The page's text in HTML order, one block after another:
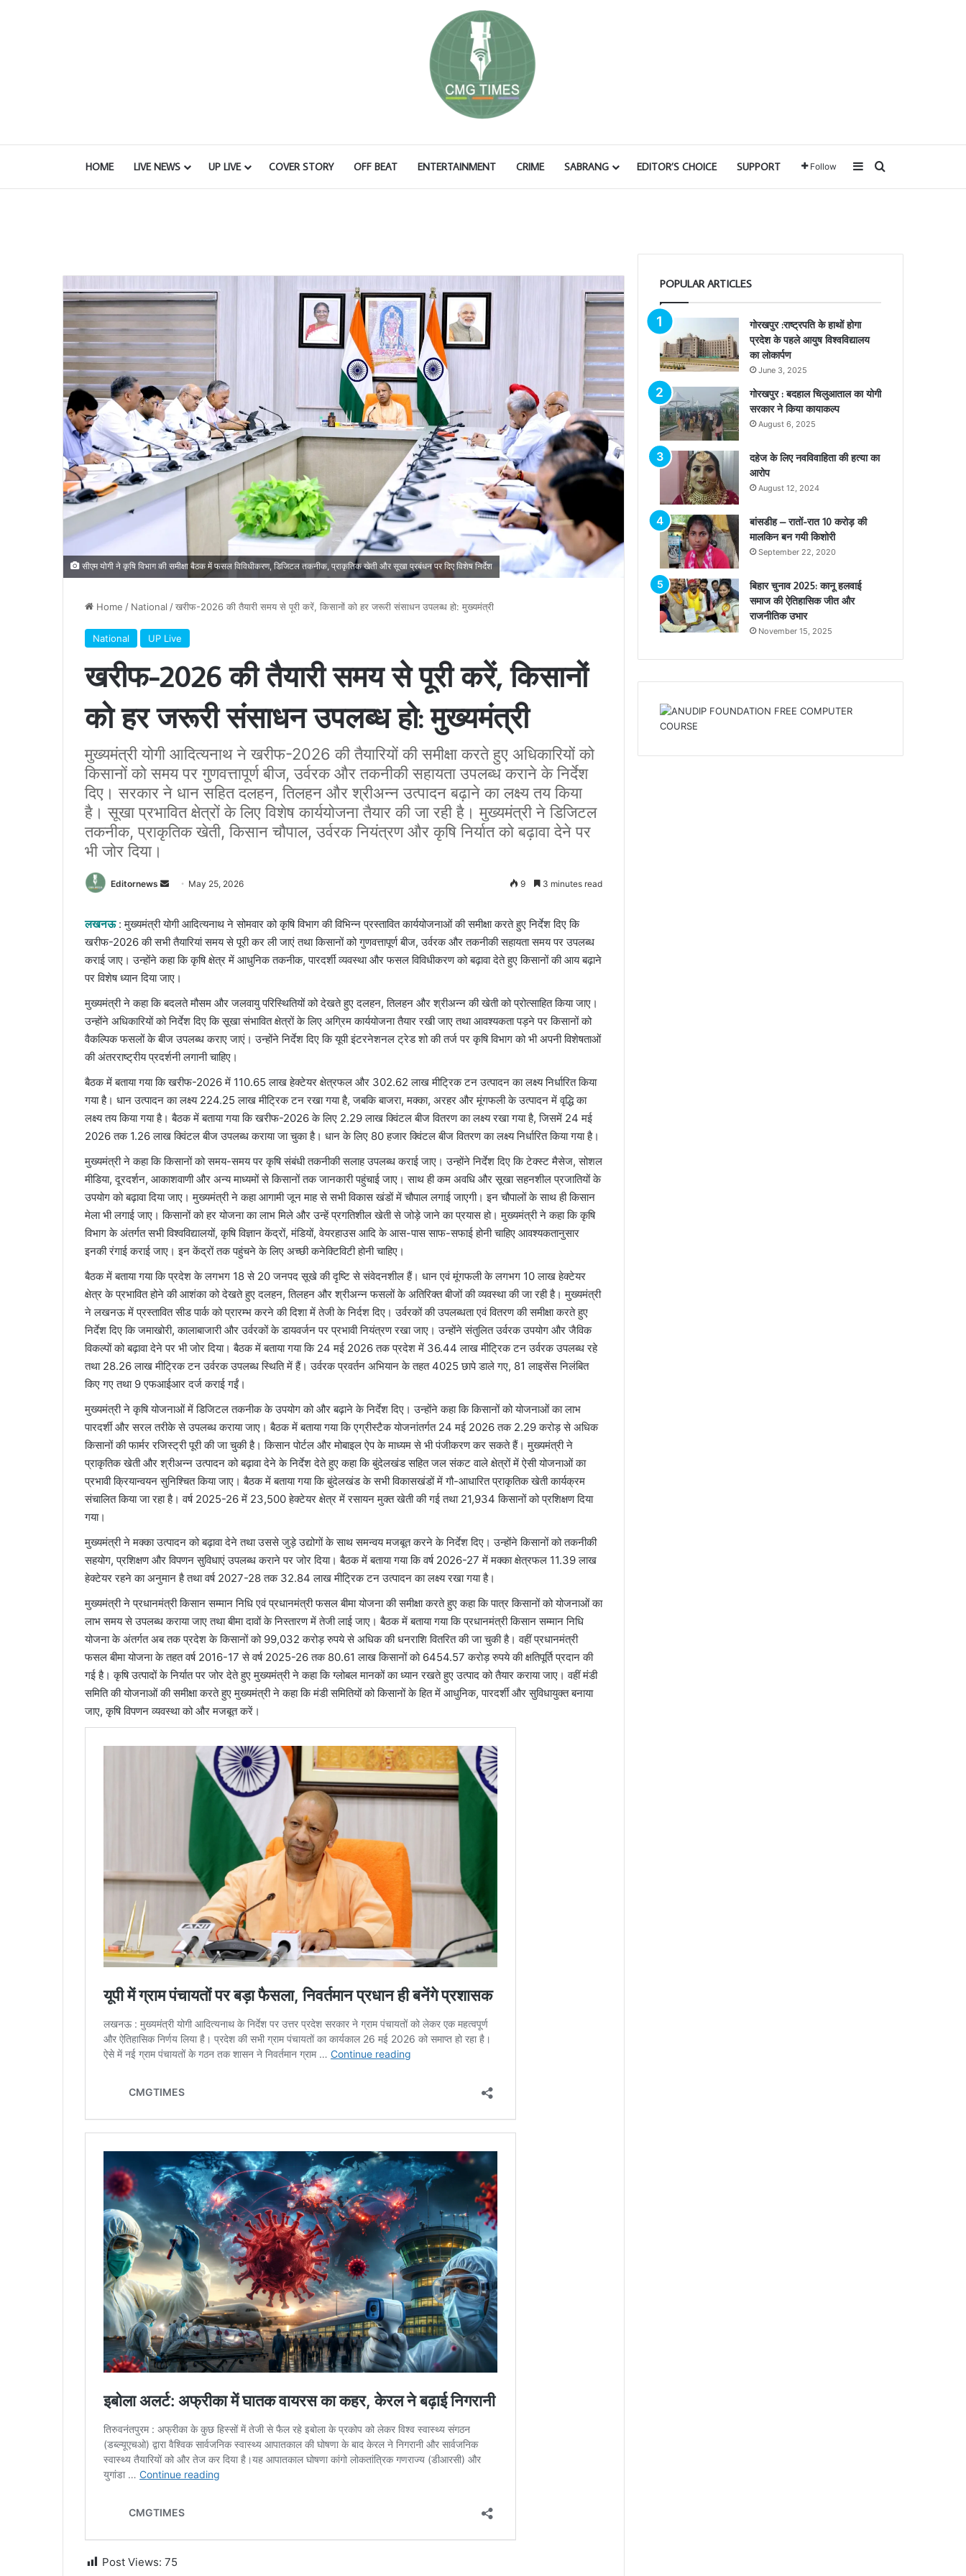
HOME LIVE NEWS UP LIVE COVER STORY OFF BEAT ENTERTAINMENT CRIME SABRANG EDITOR’S CHOICE SUPPORT Follow SidebarSearch for
सीएम योगी ने कृषि विभाग की समीक्षा बैठक में फसल विविधीकरण, डिजिटल तकनीक, प्राकृतिक खेती और सूखा प्रबंधन पर दिए विशेष निर्देश
Home / National /खरीफ-2026 की तैयारी समय से पूरी करें, किसानों को हर जरूरी संसाधन उपलब्ध हो: मुख्यमंत्री
National UP Live
खरीफ-2026 की तैयारी समय से पूरी करें, किसानों
को हर जरूरी संसाधन उपलब्ध हो: मुख्यमंत्री
मुख्यमंत्री योगी आदित्यनाथ ने खरीफ-2026 की तैयारियों की समीक्षा करते हुए अधिकारियों को
किसानों को समय पर गुणवत्तापूर्ण बीज, उर्वरक और तकनीकी सहायता उपलब्ध कराने के निर्देश
दिए। सरकार ने धान सहित दलहन, तिलहन और श्रीअन्न उत्पादन बढ़ाने का लक्ष्य तय किया
है। सूखा प्रभावित क्षेत्रों के लिए विशेष कार्ययोजना तैयार की जा रही है। मुख्यमंत्री ने डिजिटल
तकनीक, प्राकृतिक खेती, किसान चौपाल, उर्वरक नियंत्रण और कृषि निर्यात को बढ़ावा देने पर
भी जोर दिया।
Editornews
Send
email
May 25, 2026 9 3 minutes read
लखनऊ : मुख्यमंत्री योगी आदित्यनाथ ने सोमवार को कृषि विभाग की विभिन्न प्रस्तावित कार्ययोजनाओं की समीक्षा करते हुए निर्देश दिए कि
खरीफ-2026 की सभी तैयारियां समय से पूरी कर ली जाएं तथा किसानों को गुणवत्तापूर्ण बीज, उर्वरक और तकनीकी सहायता समय पर उपलब्ध
कराई जाए। उन्होंने कहा कि कृषि क्षेत्र में आधुनिक तकनीक, पारदर्शी व्यवस्था और फसल विविधीकरण को बढ़ावा देते हुए किसानों की आय बढ़ाने
पर विशेष ध्यान दिया जाए।
मुख्यमंत्री ने कहा कि बदलते मौसम और जलवायु परिस्थितियों को देखते हुए दलहन, तिलहन और श्रीअन्न की खेती को प्रोत्साहित किया जाए।
उन्होंने अधिकारियों को निर्देश दिए कि सूखा संभावित क्षेत्रों के लिए अग्रिम कार्ययोजना तैयार रखी जाए तथा आवश्यकता पड़ने पर किसानों को
वैकल्पिक फसलों के बीज उपलब्ध कराए जाएं। उन्होंने निर्देश दिए कि यूपी इंटरनेशनल ट्रेड शो की तर्ज पर कृषि विभाग को भी अपनी विशेषताओं
की अंतरराष्ट्रीय प्रदर्शनी लगानी चाहिए।
बैठक में बताया गया कि खरीफ-2026 में 110.65 लाख हेक्टेयर क्षेत्रफल और 302.62 लाख मीट्रिक टन उत्पादन का लक्ष्य निर्धारित किया
गया है। धान उत्पादन का लक्ष्य 224.25 लाख मीट्रिक टन रखा गया है, जबकि बाजरा, मक्का, अरहर और मूंगफली के उत्पादन में वृद्धि का
लक्ष्य तय किया गया है। बैठक में बताया गया कि खरीफ-2026 के लिए 2.29 लाख क्विंटल बीज वितरण का लक्ष्य रखा गया है, जिसमें 24 मई
2026 तक 1.26 लाख क्विंटल बीज उपलब्ध कराया जा चुका है। धान के लिए 80 हजार क्विंटल बीज वितरण का लक्ष्य निर्धारित किया गया है।
मुख्यमंत्री ने कहा कि किसानों को समय-समय पर कृषि संबंधी तकनीकी सलाह उपलब्ध कराई जाए। उन्होंने निर्देश दिए कि टेक्स्ट मैसेज, सोशल
मीडिया, दूरदर्शन, आकाशवाणी और अन्य माध्यमों से किसानों तक जानकारी पहुंचाई जाए। साथ ही कम अवधि और सूखा सहनशील प्रजातियों के
उपयोग को बढ़ावा दिया जाए। मुख्यमंत्री ने कहा आगामी जून माह से सभी विकास खंडों में चौपाल लगाई जाएगी। इन चौपालों के साथ ही किसान
मेला भी लगाई जाए। किसानों को हर योजना का लाभ मिले और उन्हें प्रगतिशील खेती से जोड़े जाने का प्रयास हो। मुख्यमंत्री ने कहा कि कृषि
विभाग के अंतर्गत सभी विश्वविद्यालयों, कृषि विज्ञान केंद्रों, मंडियों, वेयरहाउस आदि के आस-पास साफ-सफाई होनी चाहिए आवश्यकतानुसार
इनकी रंगाई कराई जाए। इन केंद्रों तक पहुंचने के लिए अच्छी कनेक्टिविटी होनी चाहिए।
बैठक में बताया गया कि प्रदेश के लगभग 18 से 20 जनपद सूखे की दृष्टि से संवेदनशील हैं। धान एवं मूंगफली के लगभग 10 लाख हेक्टेयर
क्षेत्र के प्रभावित होने की आशंका को देखते हुए दलहन, तिलहन और श्रीअन्न फसलों के अतिरिक्त बीजों की व्यवस्था की जा रही है। मुख्यमंत्री
ने लखनऊ में प्रस्तावित सीड पार्क को प्रारम्भ करने की दिशा में तेजी के निर्दश दिए। उर्वरकों की उपलब्धता एवं वितरण की समीक्षा करते हुए
निर्देश दिए कि जमाखोरी, कालाबाजारी और उर्वरकों के डायवर्जन पर प्रभावी नियंत्रण रखा जाए। उन्होंने संतुलित उर्वरक उपयोग और जैविक
विकल्पों को बढ़ावा देने पर भी जोर दिया। बैठक में बताया गया कि 24 मई 2026 तक प्रदेश में 36.44 लाख मीट्रिक टन उर्वरक उपलब्ध रहे
तथा 28.26 लाख मीट्रिक टन उर्वरक उपलब्ध स्थिति में हैं। उर्वरक प्रवर्तन अभियान के तहत 4025 छापे डाले गए, 81 लाइसेंस निलंबित
किए गए तथा 9 एफआईआर दर्ज कराई गईं।
मुख्यमंत्री ने कृषि योजनाओं में डिजिटल तकनीक के उपयोग को और बढ़ाने के निर्देश दिए। उन्होंने कहा कि किसानों को योजनाओं का लाभ
पारदर्शी और सरल तरीके से उपलब्ध कराया जाए। बैठक में बताया गया कि एग्रीस्टैक योजनांतर्गत 24 मई 2026 तक 2.29 करोड़ से अधिक
किसानों की फार्मर रजिस्ट्री पूरी की जा चुकी है। किसान पोर्टल और मोबाइल ऐप के माध्यम से भी पंजीकरण कर सकते हैं। मुख्यमंत्री ने
प्राकृतिक खेती और श्रीअन्न उत्पादन को बढ़ावा देने के निर्देश देते हुए कहा कि बुंदेलखंड सहित जल संकट वाले क्षेत्रों में ऐसी योजनाओं का
प्रभावी क्रियान्वयन सुनिश्चित किया जाए। बैठक में बताया गया कि बुंदेलखंड के सभी विकासखंडों में गौ-आधारित प्राकृतिक खेती कार्यक्रम
संचालित किया जा रहा है। वर्ष 2025-26 में 23,500 हेक्टेयर क्षेत्र में रसायन मुक्त खेती की गई तथा 21,934 किसानों को प्रशिक्षण दिया
गया।
मुख्यमंत्री ने मक्का उत्पादन को बढ़ावा देने तथा उससे जुड़े उद्योगों के साथ समन्वय मजबूत करने के निर्देश दिए। उन्होंने किसानों को तकनीकी
सहयोग, प्रशिक्षण और विपणन सुविधाएं उपलब्ध कराने पर जोर दिया। बैठक में बताया गया कि वर्ष 2026-27 में मक्का क्षेत्रफल 11.39 लाख
हेक्टेयर रहने का अनुमान है तथा वर्ष 2027-28 तक 32.84 लाख मीट्रिक टन उत्पादन का लक्ष्य रखा गया है।
मुख्यमंत्री ने प्रधानमंत्री किसान सम्मान निधि एवं प्रधानमंत्री फसल बीमा योजना की समीक्षा करते हुए कहा कि पात्र किसानों को योजनाओं का
लाभ समय से उपलब्ध कराया जाए तथा बीमा दावों के निस्तारण में तेजी लाई जाए। बैठक में बताया गया कि प्रधानमंत्री किसान सम्मान निधि
योजना के अंतर्गत अब तक प्रदेश के किसानों को 99,032 करोड़ रुपये से अधिक की धनराशि वितरित की जा चुकी है। वहीं प्रधानमंत्री
फसल बीमा योजना के तहत वर्ष 2016-17 से वर्ष 2025-26 तक 80.61 लाख किसानों को 6454.57 करोड़ रुपये की क्षतिपूर्ति प्रदान की
गई है। कृषि उत्पादों के निर्यात पर जोर देते हुए मुख्यमंत्री ने कहा कि ग्लोबल मानकों का ध्यान रखते हुए उत्पाद को तैयार कराया जाए। वहीं मंडी
समिति की योजनाओं की समीक्षा करते हुए मुख्यमंत्री ने कहा कि मंडी समितियों को किसानों के हित में आधुनिक, पारदर्शी और सुविधायुक्त बनाया
जाए, कृषि विपणन व्यवस्था को और मजबूत करें।
Post Views: 75
POPULAR ARTICLES
गोरखपुर :राष्ट्रपति के हाथों होगा
प्रदेश के पहले आयुष विश्वविद्यालय
का लोकार्पण
June 3, 2025
गोरखपुर : बदहाल चिलुआताल का योगी
सरकार ने किया कायाकल्प
August 6, 2025
दहेज के लिए नवविवाहिता की हत्या का
आरोप
August 12, 2024
बांसडीह – रातों-रात 10 करोड़ की
मालकिन बन गयी किशोरी
September 22, 2020
बिहार चुनाव 2025: कानू हलवाई
समाज की ऐतिहासिक जीत और
राजनीतिक उभार
November 15, 2025